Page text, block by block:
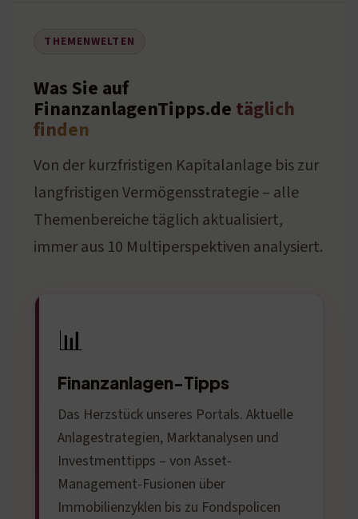
THEMENWELTEN
Was Sie auf
FinanzanlagenTipps.de täglich
finden
Von der kurzfristigen Kapitalanlage bis zur
langfristigen Vermögensstrategie – alle
Themenbereiche täglich aktualisiert,
immer aus 10 Multiperspektiven analysiert.
📊
Finanzanlagen-Tipps
Das Herzstück unseres Portals. Aktuelle
Anlagestrategien, Marktanalysen und
Investmenttipps – von Asset-
Management-Fusionen über
Immobilienzyklen bis zu Fondspolicen